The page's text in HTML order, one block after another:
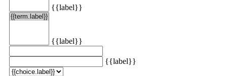
{{label}}
{{label}}
{{label}}